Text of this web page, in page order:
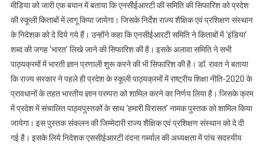
मीडिया को जारी एक बयान में बताया कि एनसीईआरटी की समिति की सिफारिश को प्रदेश
की स्कूली किताबों में लागू किया जायेगा। जिसके निर्देश राज्य शैक्षिक एवं प्रशिक्षण संस्थान
के निदेशक को दे दिये गये हैं। उन्होंने कहा कि एनसीईआरटी समिति ने किताबों में ‘इंडिया’
शब्द की जगह ‘भारत’ लिखे जाने की सिफारिश की है। इसके अलावा समिति ने सभी
पाठ्यक्रमों में भारती ज्ञान प्रणाली शुरू करने की भी सिफारिश की है। डॉ. रावत ने बताया
कि राज्य सरकार ने पहले ही प्रदेश के स्कूली पाठ्यक्रमों में राष्ट्रीय शिक्षा नीति-2020 के
प्रावधानों के तहत भारतीय ज्ञान परम्परा को शामिल करने का निर्णय लिया है। जिसके क्रम
में प्रदेश में संचालित पाठ्यपुस्तकों के साथ ‘हमारी विरासत’ नामक पुस्तक को शामिल किया
जायेगा। इस पुस्तक संकलन की जिम्मेदारी राज्य शैक्षिक एवं प्रशिक्षण संस्थान को दे दी
गई है। इसके लिये निदेशक एससीईआरटी वंदना गर्ब्याल की अध्यक्षता में पांच सदस्यीय